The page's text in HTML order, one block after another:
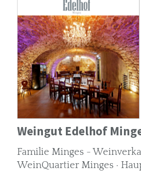
Weingut Edelhof
Familie Minges -
WeinQuartier Minges ·